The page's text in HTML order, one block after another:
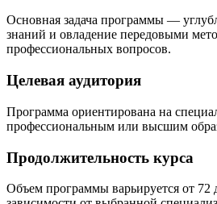
Основная задача программы —
знаний и овладение передовыми
профессиональных вопросов.
Целевая аудитория
Программа ориентирована на
профессиональным или высшим
Продолжительность курса
Объем программы варьируется от 72